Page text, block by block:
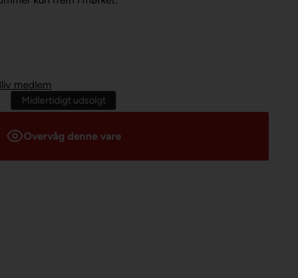
medlem
Midlertidigt udsolgt
Overvåg denne vare